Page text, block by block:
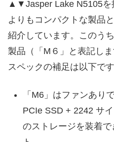
▲▼Jasper Lake N5105を
よりもコンパクトな製品
紹介しています。このう
製品（「M６」と表記し
スペックの補足は以下です
「M6」はファンあり
PCIe SSD + 2242 サ
のストレージを装着